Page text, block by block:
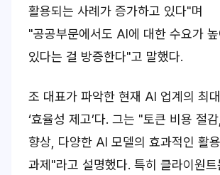
활용되는 사례가 증가하고 있다"며
"공공부문에서도 AI에 대한 수요가
있다는 걸 방증한다"고 말했다.
조 대표가 파악한 현재 AI 업계의 최
‘효율성 제고’다. 그는 "토큰 비용 절
향상, 다양한 AI 모델의 효과적인 활
과제"라고 설명했다. 특히 클라이원트